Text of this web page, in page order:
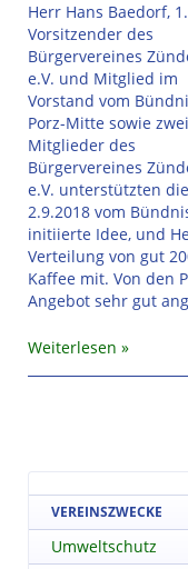
Herr Hans Baedorf, 1.
Vorsitzender des
Bürgervereines
e.V. und Mitglied im
Vorstand vom
Porz-Mitte sowie zwei
Mitglieder des
Bürgervereines
e.V. unterstützten
2.9.2018 vom
initiierte Idee, und
Verteilung von gut
Kaffee mit. Von den
Angebot sehr gut
Weiterlesen
VEREINSZWECKE
Umweltschutz